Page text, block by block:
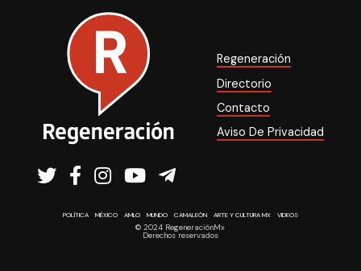
Regeneración
Directorio
Contacto
Aviso De Privacidad
POLÍTICA MÉXICO AMLO MUNDO CAMALEÓN ARTE Y CULTURA MX VIDEOS
© 2024 RegeneraciónMx
Derechos reservados